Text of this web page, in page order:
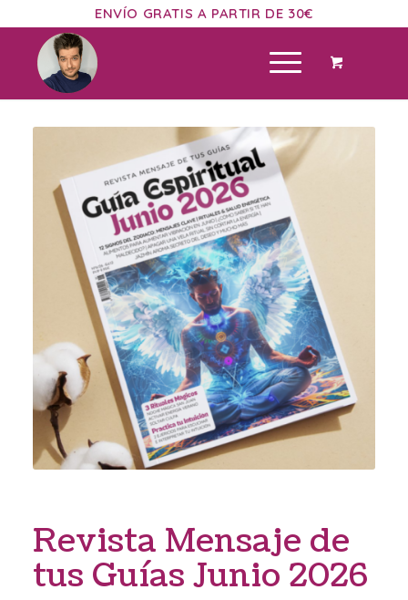
ENVÍO GRATIS A PARTIR DE 30€
Revista Mensaje de
tus Guías Junio 2026